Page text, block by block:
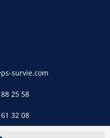
survie.com
25 58
32 08